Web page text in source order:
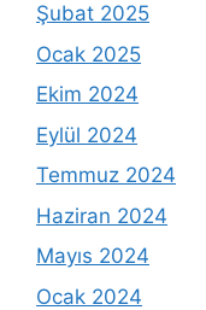
Şubat 2025
Ocak 2025
Ekim 2024
Eylül 2024
Temmuz 2024
Haziran 2024
Mayıs 2024
Ocak 2024